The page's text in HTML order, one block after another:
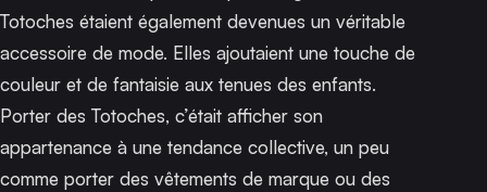
Totoches étaient également devenues un véritable
accessoire de mode. Elles ajoutaient une touche de
couleur et de fantaisie aux tenues des enfants.
Porter des Totoches, c’était afficher son
appartenance à une tendance collective, un peu
comme porter des vêtements de marque ou des